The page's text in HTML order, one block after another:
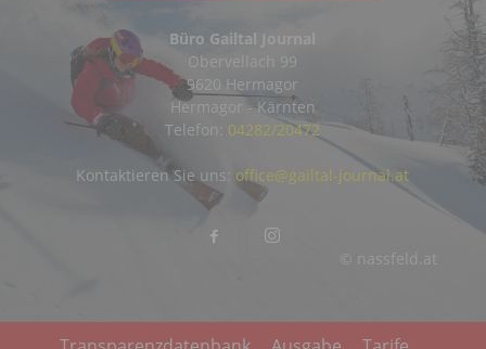
Büro Gailtal Journal
Obervellach 99
9620 Hermagor
Hermagor - Kärnten
Telefon: 04282/20472
© nassfeld.at
Kontaktieren Sie uns: office@gailtal-journal.at